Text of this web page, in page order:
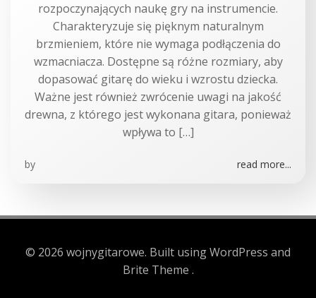
rozpoczynających naukę gry na instrumencie.
Charakteryzuje się pięknym naturalnym
brzmieniem, które nie wymaga podłączenia do
wzmacniacza. Dostępne są różne rozmiary, aby
dopasować gitarę do wieku i wzrostu dziecka.
Ważne jest również zwrócenie uwagi na jakość
drewna, z którego jest wykonana gitara, ponieważ
wpływa to […]
by read more...
© 2026 wojnygitarowe. Built using WordPress and
Brite Theme .